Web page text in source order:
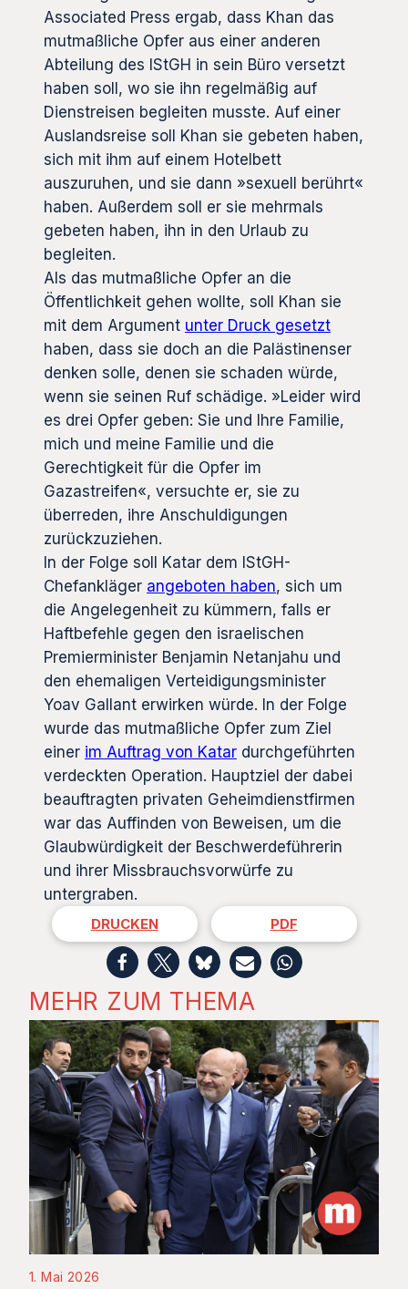
Associated Press ergab, dass Khan das
mutmaßliche Opfer aus einer anderen
Abteilung des IStGH in sein Büro versetzt
haben soll, wo sie ihn regelmäßig auf
Dienstreisen begleiten musste. Auf einer
Auslandsreise soll Khan sie gebeten haben,
sich mit ihm auf einem Hotelbett
auszuruhen, und sie dann »sexuell berührt«
haben. Außerdem soll er sie mehrmals
gebeten haben, ihn in den Urlaub zu
begleiten.
Als das mutmaßliche Opfer an die
Öffentlichkeit gehen wollte, soll Khan sie
mit dem Argument unter Druck gesetzt
haben, dass sie doch an die Palästinenser
denken solle, denen sie schaden würde,
wenn sie seinen Ruf schädige. »Leider wird
es drei Opfer geben: Sie und Ihre Familie,
mich und meine Familie und die
Gerechtigkeit für die Opfer im
Gazastreifen«, versuchte er, sie zu
überreden, ihre Anschuldigungen
zurückzuziehen.
In der Folge soll Katar dem IStGH-
Chefankläger angeboten haben, sich um
die Angelegenheit zu kümmern, falls er
Haftbefehle gegen den israelischen
Premierminister Benjamin Netanjahu und
den ehemaligen Verteidigungsminister
Yoav Gallant erwirken würde. In der Folge
wurde das mutmaßliche Opfer zum Ziel
einer im Auftrag von Katar durchgeführten
verdeckten Operation. Hauptziel der dabei
beauftragten privaten Geheimdienstfirmen
war das Auffinden von Beweisen, um die
Glaubwürdigkeit der Beschwerdeführerin
und ihrer Missbrauchsvorwürfe zu
untergraben.
DRUCKEN PDF
MEHR ZUM THEMA
1. Mai 2026